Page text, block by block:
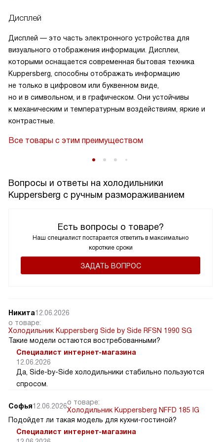
Дисплей
Дисплей — это часть электронного устройства для
визуального отображения информации. Дисплеи,
которыми оснащается современная бытовая техника
Kuppersberg, способны отображать информацию
не только в цифровом или буквенном виде,
но и в символьном, и в графическом. Они устойчивы
к механическим и температурным воздействиям, яркие и
контрастные.
Все товары с этим преимуществом
Вопросы и ответы на холодильники
Kuppersberg с ручным размораживанием
Есть вопросы о товаре?
Наш специалист постарается ответить в максимально
короткие сроки
ЗАДАТЬ ВОПРОС
Никита12.06.2026
о товаре:
Холодильник Kuppersberg Side by Side RFSN 1990 SG
Такие модели остаются востребованными?
Специалист интернет-магазина
12.06.2026
Да, Side-by-Side холодильники стабильно пользуются
спросом.
Софья12.06.2026о товаре:
Холодильник Kuppersberg NFFD 185 IG
Подойдет ли такая модель для кухни-гостиной?
Специалист интернет-магазина